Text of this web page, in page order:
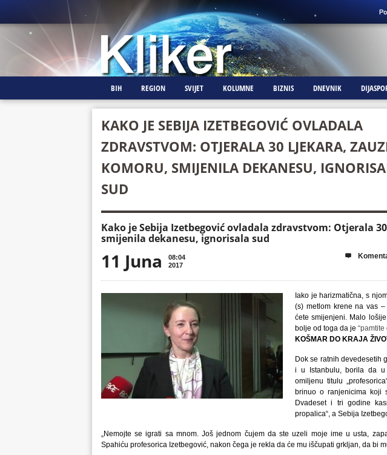
BIH REGION SVIJET KOLUMNE BIZNIS DNEVNIK
KAKO JE SEBIJA IZETBEGOVIĆ OVLADALA
ZDRAVSTVOM: OTJERALA 30 LJEKARA,
KOMORU, SMIJENILA DEKANESU,
SUD
Kako je Sebija Izetbegović ovladala zdravstvom: Otjerala
smijenila dekanesu, ignorisala sud
11 Juna
08:04
2017

Iako je harizmatična, s
(s) metlom krene na vas
ćete smijenjeni. Malo
bolje od toga da je “pamtite
KOŠMAR DO KRAJA
Dok se ratnih devedesetih
i u Istanbulu, borila da u
omiljenu titulu
brinuo o ranjenicima koji
Dvadeset i tri godine
propalica“, a Sebija
„Nemojte se igrati sa mnom. Još jednom čujem da ste uzeli moje ime u usta,
Spahiću profesorica Izetbegović, nakon čega je rekla da će mu iščupati grkljan, da bi